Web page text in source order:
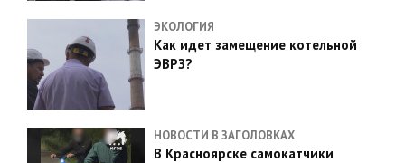
ЭКОЛОГИЯ
Как идет замещение котельной
ЭВРЗ?
НОВОСТИ В ЗАГОЛОВКАХ
В Красноярске самокатчики